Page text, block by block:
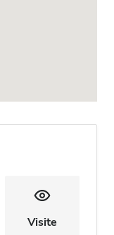
Visite